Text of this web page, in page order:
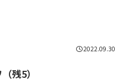
2022.09.30
残5）